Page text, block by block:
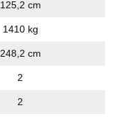
125,2 cm
1410 kg
248,2 cm
2
2